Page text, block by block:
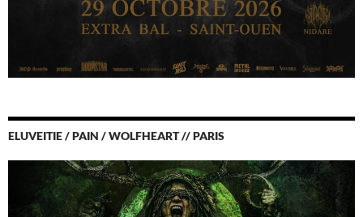
ELUVEITIE / PAIN / WOLFHEART // PARIS